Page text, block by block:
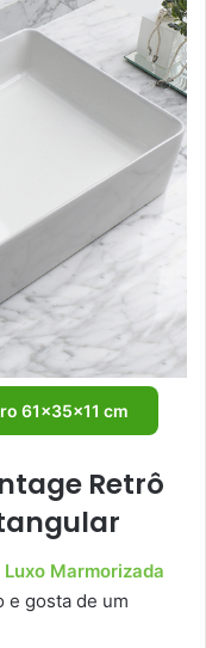
61x35x11 cm
Retrô
Marmorizada
e gosta de um